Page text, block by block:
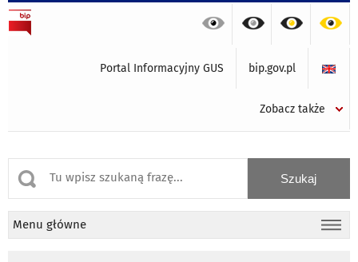
Portal Informacyjny GUS bip.gov.pl
Zobacz także
Menu główne